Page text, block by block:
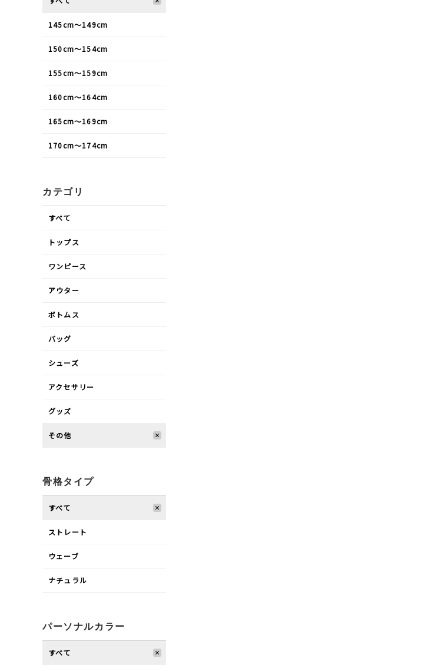
145cm〜149cm
150cm〜154cm
155cm〜159cm
160cm〜164cm
165cm〜169cm
170cm〜174cm
カテゴリ
すべて
トップス
ワンピース
アウター
ボトムス
バッグ
シューズ
アクセサリー
グッズ
その他
骨格タイプ
すべて
ストレート
ウェーブ
ナチュラル
パーソナルカラー
すべて